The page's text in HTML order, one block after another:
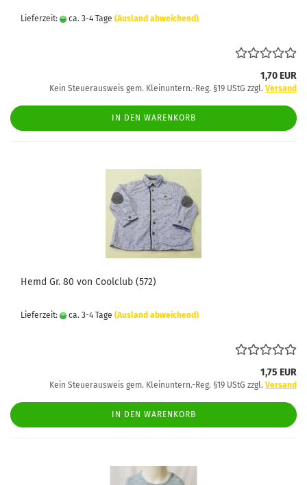
Lieferzeit: ca. 3-4 Tage (Ausland abweichend)
1,70 EUR
Kein Steuerausweis gem. Kleinuntern.-Reg. §19 UStG zzgl. Versand
IN DEN WARENKORB
Hemd Gr. 80 von Coolclub (572)
Lieferzeit: ca. 3-4 Tage (Ausland abweichend)
1,75 EUR
Kein Steuerausweis gem. Kleinuntern.-Reg. §19 UStG zzgl. Versand
IN DEN WARENKORB